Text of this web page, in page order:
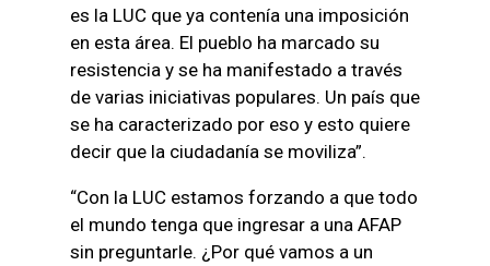
es la LUC que ya contenía una imposición
en esta área. El pueblo ha marcado su
resistencia y se ha manifestado a través
de varias iniciativas populares. Un país que
se ha caracterizado por eso y esto quiere
decir que la ciudadanía se moviliza”.
“Con la LUC estamos forzando a que todo
el mundo tenga que ingresar a una AFAP
sin preguntarle. ¿Por qué vamos a un